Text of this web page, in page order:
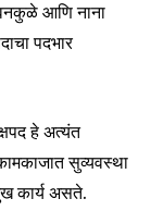
आणि नाना
पदभार
हे अत्यंत
सुव्यवस्था
कार्य असते.